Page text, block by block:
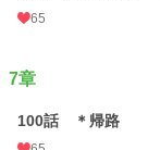
65
7章
100話 ＊帰路